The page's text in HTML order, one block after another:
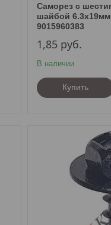
Саморез с
шайбой
9015960383
1,85 руб.
В наличии
Купить